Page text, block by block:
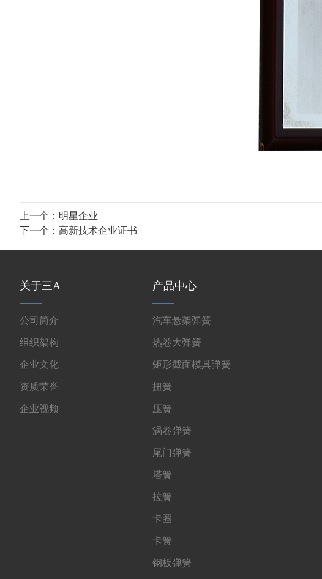
上一个： 明星企业
下一个： 高新技术企业证书
关于三A
公司简介
组织架构
企业文化
资质荣誉
企业视频
产品中心
汽车悬架弹簧
热卷大弹簧
矩形截面模具弹簧
扭簧
压簧
涡卷弹簧
尾门弹簧
塔簧
拉簧
卡圈
卡簧
钢板弹簧